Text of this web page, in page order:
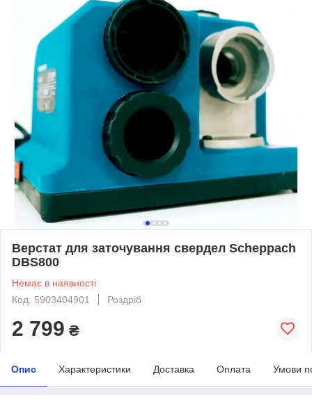
Верстат для заточування свердел Scheppach
DBS800
Немає в наявності
Код: 5903404901
Роздріб
2 799 ₴
Опис Характеристики Доставка Оплата Умови